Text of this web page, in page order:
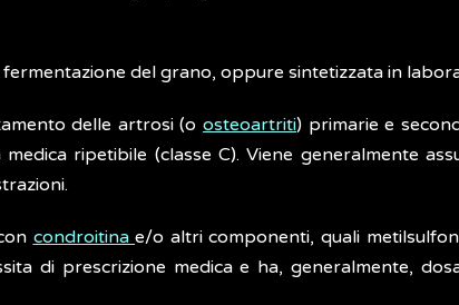
del grano, oppure sintetizzata in
delle artrosi (oosteoartriti) primarie e
ripetibile (classe C). Viene generalmente
condroitinae/o altri componenti, quali
di prescrizione medica e ha, generalmente,